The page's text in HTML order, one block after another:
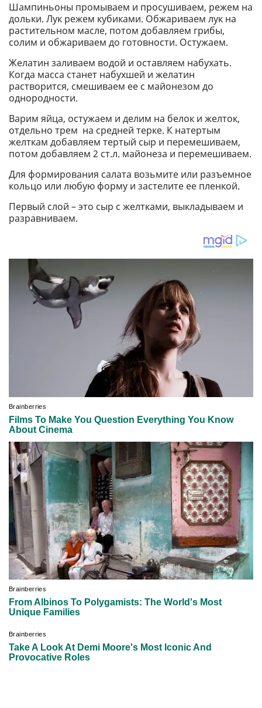
Шампиньоны промываем и просушиваем, режем на
дольки. Лук режем кубиками. Обжариваем лук на
растительном масле, потом добавляем грибы,
солим и обжариваем до готовности. Остужаем.
Желатин заливаем водой и оставляем набухать.
Когда масса станет набухшей и желатин
растворится, смешиваем ее с майонезом до
однородности.
Варим яйца, остужаем и делим на белок и желток,
отдельно трем на средней терке. К натертым
желткам добавляем тертый сыр и перемешиваем,
потом добавляем 2 ст.л. майонеза и перемешиваем.
Для формирования салата возьмите или разъемное
кольцо или любую форму и застелите ее пленкой.
Первый слой – это сыр с желтками, выкладываем и
разравниваем.